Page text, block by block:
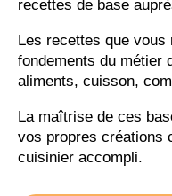
recettes de base
Les recettes que
fondements du métier
aliments, cuisson,
La maîtrise de ces
vos propres créations
cuisinier accompli.